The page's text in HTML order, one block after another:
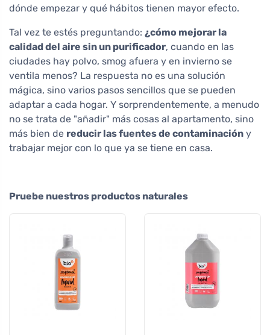
dónde empezar y qué hábitos tienen mayor efecto.
Tal vez te estés preguntando: ¿cómo mejorar la
calidad del aire sin un purificador, cuando en las
ciudades hay polvo, smog afuera y en invierno se
ventila menos? La respuesta no es una solución
mágica, sino varios pasos sencillos que se pueden
adaptar a cada hogar. Y sorprendentemente, a menudo
no se trata de "añadir" más cosas al apartamento, sino
más bien de reducir las fuentes de contaminación y
trabajar mejor con lo que ya se tiene en casa.
Pruebe nuestros productos naturales